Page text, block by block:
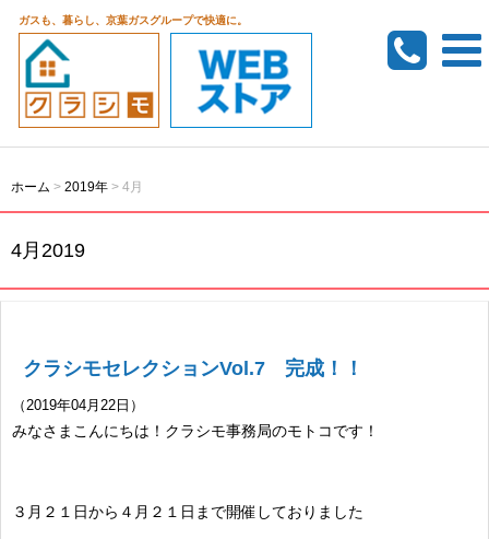
ガスも、暮らし、京葉ガスグループで快適に。
ホーム > 2019年 > 4月
4月2019
クラシモセレクションVol.7 完成！！
（2019年04月22日）
みなさまこんにちは！クラシモ事務局のモトコです！
３月２１日から４月２１日まで開催しておりました